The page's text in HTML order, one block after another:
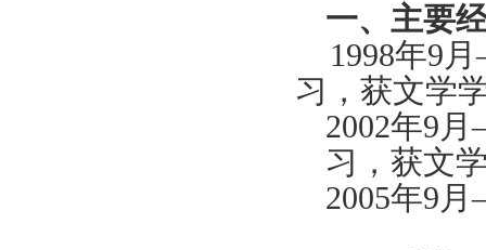
一、主要
1998年9
习，获文学
2002年9
习，获文
2005年9